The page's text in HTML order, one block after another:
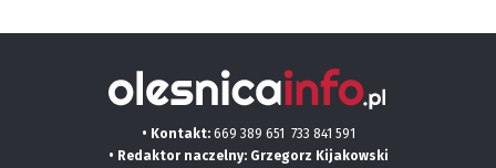
• Kontakt: 669 389 651 733 841 591
• Redaktor naczelny: Grzegorz Kijakowski